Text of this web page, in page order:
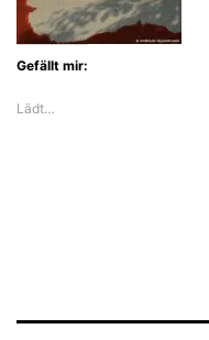
Gefällt mir:
Lädt…